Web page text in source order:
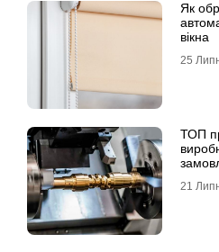
Як
вікна
25
ТОП
21